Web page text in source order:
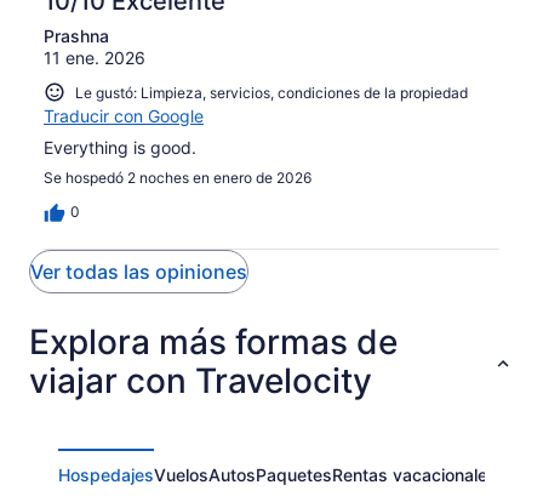
Prashna
11 ene. 2026
Le gustó: Limpieza, servicios, condiciones de la propiedad
Traducir con Google
Everything is good.
Se hospedó 2 noches en enero de 2026
0
Ver todas las opiniones
Explora más formas de
viajar con Travelocity
HospedajesVuelosAutosPaquetesRentas vacacionales